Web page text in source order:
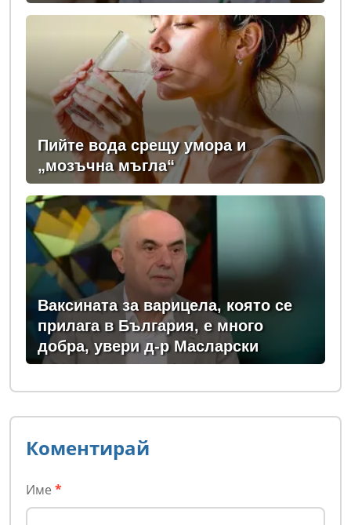
професионално развитие
Пийте вода срещу умора и
„мозъчна мъгла“
Ваксината за варицела, която се
прилага в България, е много
добра, увери д-р Масларски
Коментирай
Име *